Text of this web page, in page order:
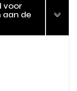
voor
aan de